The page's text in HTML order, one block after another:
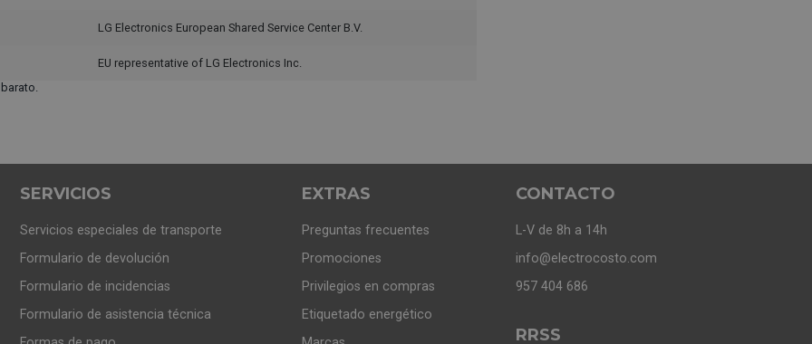
LG Electronics European Shared Service Center B.V.
EU representative of LG Electronics Inc.
SERVICIOS
Servicios especiales de transporte
Formulario de devolución
Formulario de incidencias
Formulario de asistencia técnica
EXTRAS
Preguntas frecuentes
Promociones
Privilegios en compras
Etiquetado energético
CONTACTO
L-V de 8h a 14h
info@electrocosto.com
957 404 686
RRSS